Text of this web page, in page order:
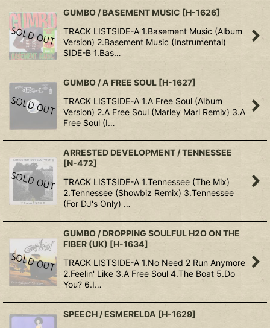
GUMBO / BASEMENT MUSIC [H-1626]
TRACK LISTSIDE-A 1.Basement Music (Album
Version) 2.Basement Music (Instrumental)
SIDE-B 1.Bas…
GUMBO / A FREE SOUL [H-1627]
TRACK LISTSIDE-A 1.A Free Soul (Album
Version) 2.A Free Soul (Marley Marl Remix) 3.A
Free Soul (I…
ARRESTED DEVELOPMENT / TENNESSEE
[N-472]
TRACK LISTSIDE-A 1.Tennessee (The Mix)
2.Tennessee (Showbiz Remix) 3.Tennessee
(For DJ's Only) …
GUMBO / DROPPING SOULFUL H2O ON THE
FIBER (UK) [H-1634]
TRACK LISTSIDE-A 1.No Need 2 Run Anymore
2.Feelin' Like 3.A Free Soul 4.The Boat 5.Do
You? 6.I…
SPEECH / ESMERELDA [H-1629]